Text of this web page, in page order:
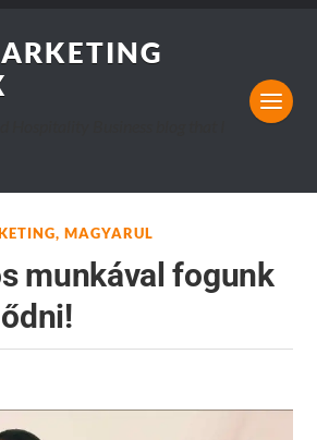
,MAGYARUL
munkával fogunk